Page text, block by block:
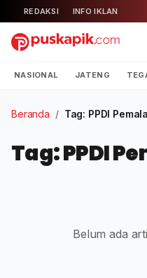
REDAKSI INFO IKLAN
NASIONAL JATENG
Beranda / Tag: PPDI
Tag: PPDI
Belum ada